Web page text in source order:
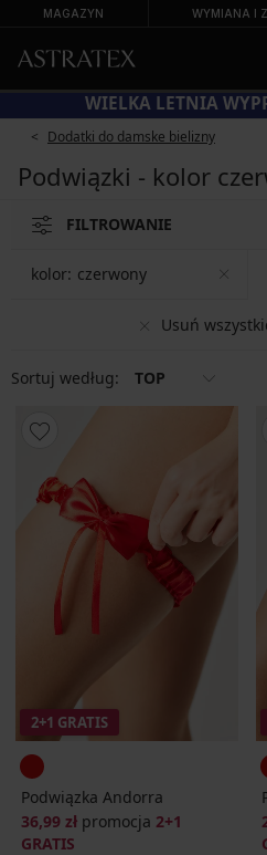
MAGAZYN WYMIANA I
WIELKA
Dodatki do damske bielizny
Podwiązki - kolor
FILTROWANIE
Usuń
kolor: czerwony
Sortuj według: TOP
2+1 GRATIS
Podwiązka Andorra
36,99 zł promocja 2+1
GRATIS